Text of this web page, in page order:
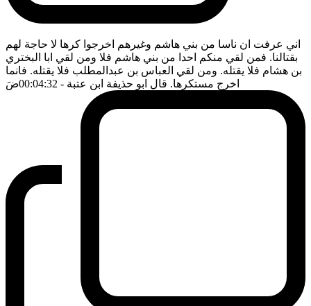
اني عرفت ان ناسا من بني هاشم وغيرهم اخرجوا كرها لا حاجة لهم
بقتالنا. فمن لقي منكم احدا من بني هاشم فلا ومن لقي ابا البختري
بن هشام فلا يقتله. ومن لقي العباس بن عبدالمطلب فلا يقتله. فانما
اخرج مستكرها. قال ابو حذيفة ابن عتبة - 00:04:32 ضَ